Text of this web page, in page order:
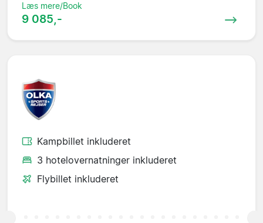
Læs mere/Book
9 085,-
Kampbillet inkluderet
3 hotelovernatninger inkluderet
Flybillet inkluderet